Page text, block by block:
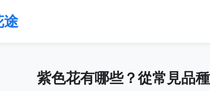
途
紫色花有哪些？從常見品